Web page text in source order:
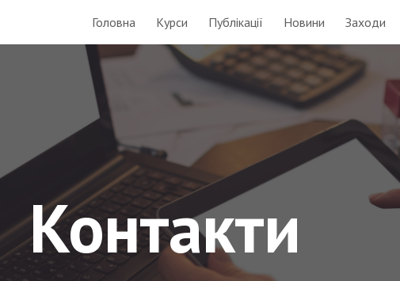
Skip to navigation
Головна Курси Публікації Новини Заходи
Контакти